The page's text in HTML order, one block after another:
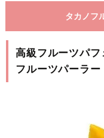
タカノフ
高級フルーツパ
フルーツパーラー